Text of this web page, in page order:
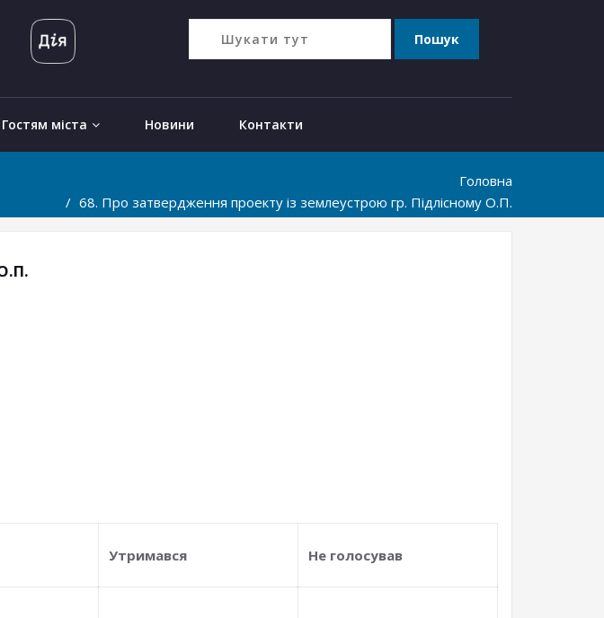
Гостям міста Новини Контакти
Головна
68. Про затвердження проекту із землеустрою гр. Підлісному О.П.
Утримався Не голосував